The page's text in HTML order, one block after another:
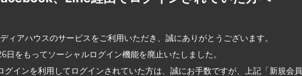
ィアハウスのサービスをご利用いただき、誠にありがとうございます。
日をもってソーシャルログイン機能を廃止いたしました。
グインを利用してログインされていた方は、誠にお手数ですが、上記「新規会員